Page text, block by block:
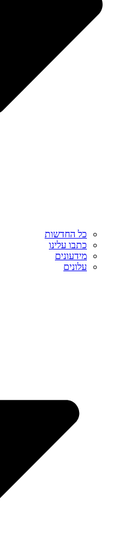
כל החדשות
כתבו עלינו
מידעונים
עלונים